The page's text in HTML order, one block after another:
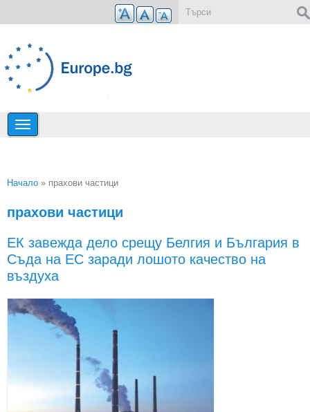
Премини към основното съдържание
Начало » прахови частици
прахови частици
ЕК завежда дело срещу Белгия и България в
Съда на ЕС заради лошото качество на
въздуха